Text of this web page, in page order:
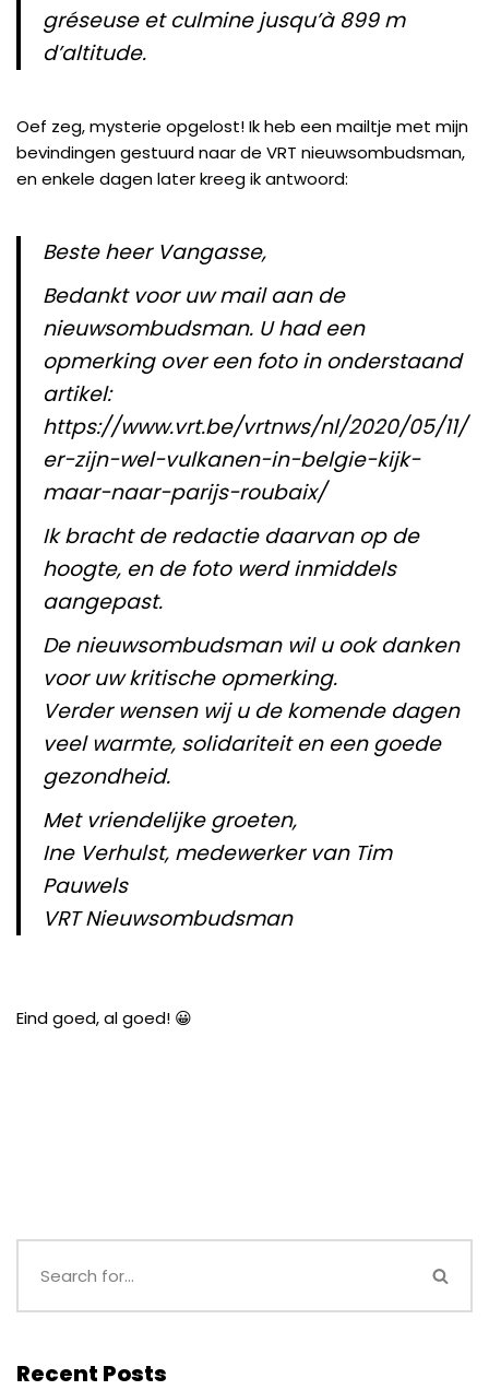
gréseuse et culmine jusqu’à 899 m
d’altitude.
Oef zeg, mysterie opgelost! Ik heb een mailtje met mijn
bevindingen gestuurd naar de VRT nieuwsombudsman,
en enkele dagen later kreeg ik antwoord:
Beste heer Vangasse,
Bedankt voor uw mail aan de
nieuwsombudsman. U had een
opmerking over een foto in onderstaand
artikel:
https://www.vrt.be/vrtnws/nl/2020/05/11/
er-zijn-wel-vulkanen-in-belgie-kijk-
maar-naar-parijs-roubaix/
Ik bracht de redactie daarvan op de
hoogte, en de foto werd inmiddels
aangepast.
De nieuwsombudsman wil u ook danken
voor uw kritische opmerking.
Verder wensen wij u de komende dagen
veel warmte, solidariteit en een goede
gezondheid.
Met vriendelijke groeten,
Ine Verhulst, medewerker van Tim
Pauwels
VRT Nieuwsombudsman
Eind goed, al goed! 😀
Recent Posts